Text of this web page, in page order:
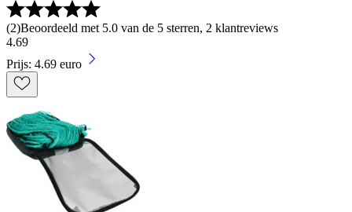
(2)Beoordeeld met 5.0 van de 5 sterren, 2 klantreviews
4.69
Prijs: 4.69 euro